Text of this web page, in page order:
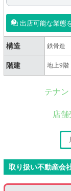
出店可能な業態
構造 鉄骨造
階建 地上9階
テナ
店
取り扱い不動産会